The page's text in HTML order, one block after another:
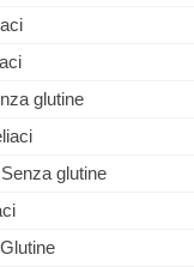
glutine
glutine